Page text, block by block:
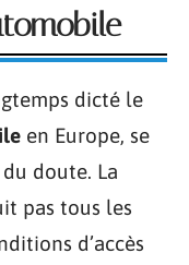
dicté le
en Europe, se
doute. La
pas tous les
d’accès